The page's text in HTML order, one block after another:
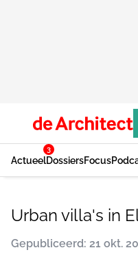
Actueel
3
DossiersFocus
Urban villa's in
Gepubliceerd: 21 okt.